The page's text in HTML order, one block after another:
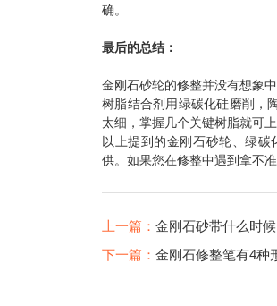
确。
最后的总结：
金刚石砂轮的修整并没有想象
树脂结合剂用绿碳化硅磨削，
太细，掌握几个关键树脂就可上
以上提到的金刚石砂轮、绿
供。如果您在修整中遇到拿不
上一篇：金刚石砂带什么时
下一篇：金刚石修整笔有4种